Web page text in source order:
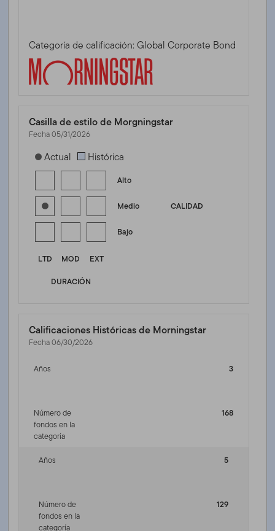
Categoría de calificación: Global Corporate Bond
Casilla de estilo de Morgningstar
Fecha 05/31/2026
[products.morningstar-stylebox-title-sr-fixed]
Actual Histórica
Alto
CALIDAD
Medio
Bajo
LTD MOD
EXT
DURACIÓN
Calificaciones Históricas de Morningstar
Fecha 06/30/2026
Años 3
Número de
fondos en la
categoría
168
Años 5
Número de
fondos en la
categoría
129